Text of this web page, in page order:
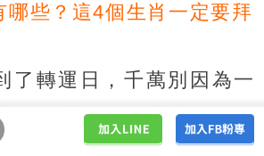
哪些？這4個生肖一定要拜
了轉運日，千萬別因為一
積的福氣都給漏光了！在
的日子，有幾個地雷絕對